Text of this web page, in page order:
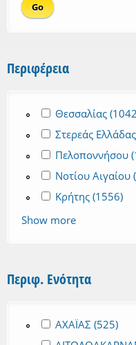
Περιφέρεια
Apply Θεσσαλίας
Θεσσαλίας
Apply Στερεάς
Στερεάς
ApplyΠελοποννήσου
Apply Νοτίου
Νοτίου Αιγαίου
Apply Κρήτης filter
Κρήτης (1556)
Show more
Περιφ. Ενότητα
Apply ΑΧΑΪΑΣ filter
ΑΧΑΪΑΣ (525)